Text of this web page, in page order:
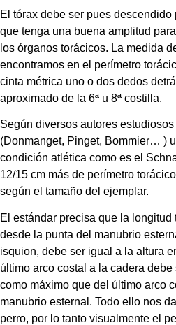
El tórax debe ser pues
que tenga una buena amplitud
los órganos torácicos. La medida
encontramos en el perímetro
cinta métrica uno o dos dedos
aproximado de la 6ª u 8ª costilla.
Según diversos autores
(Donmanget, Pinget, Bommier… )
condición atlética como es el
12/15 cm más de perímetro
según el tamaño del ejemplar.
El estándar precisa que la longitud
desde la punta del manubrio
isquion, debe ser igual a la altura
último arco costal a la cadera debe
como máximo que del último arco
manubrio esternal. Todo ello nos
perro, por lo tanto visualmente el